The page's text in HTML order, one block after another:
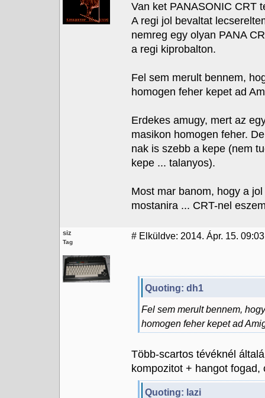
Van ket PANASONIC CRT
A regi jol bevaltat
nemreg egy olyan PANA
a regi kiprobalton.
Fel sem merult bennem,
homogen feher kepet ad
Erdekes amugy, mert az
masikon homogen feher.
nak is szebb a kepe (nem
kepe ... talanyos).
Most mar banom, hogy a
mostanira ... CRT-nel
siz
Tag
# Elküldve: 2014. Ápr. 15. 09:03
Quoting: dh1
Fel sem merult bennem,
homogen feher kepet ad
Több-scartos tévéknél
kompozitot + hangot
Quoting: lazi